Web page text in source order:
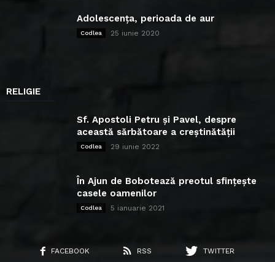
Adolescența, perioada de aur
Codlea 25 iunie 2020
RELIGIE
Sf. Apostoli Petru și Pavel, despre
această sărbătoare a creștinătății
Codlea 29 iunie 2022
În Ajun de Bobotează preotul sfințește
casele oamenilor
Codlea 5 ianuarie 2021
FACEBOOK RSS
TWITTER